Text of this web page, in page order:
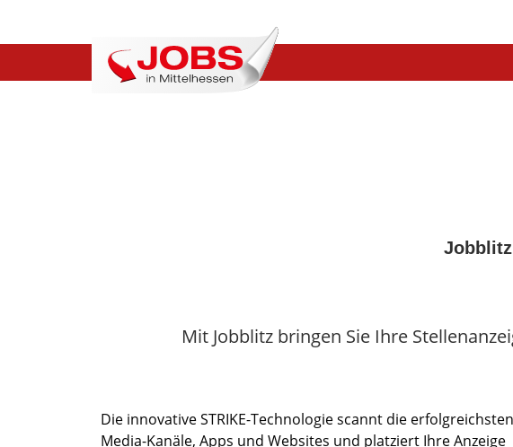
Mit Jobblitz bringen Sie Ihre
Die innovative STRIKE-Technologie scannt die
Media-Kanäle, Apps und Websites und platziert Ihre Anzeige